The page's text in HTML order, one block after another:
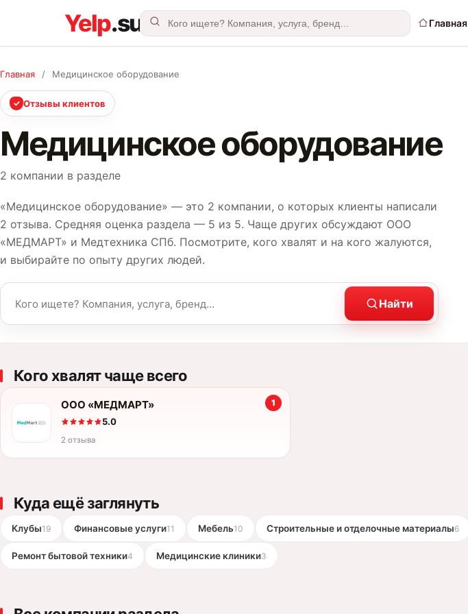
Главная
Главная / Медицинское оборудование
✓ Отзывы клиентов
Медицинское оборудование
2 компании в разделе
«Медицинское оборудование» — это 2 компании, о которых клиенты написали
2 отзыва. Средняя оценка раздела — 5 из 5. Чаще других обсуждают ООО
«МЕДМАРТ» и Медтехника СПб. Посмотрите, кого хвалят и на кого жалуются,
и выбирайте по опыту других людей.
Название компании или услуга
Найти
Кого хвалят чаще всего
1
ООО «МЕДМАРТ»
5.0
2 отзыва
Куда ещё заглянуть
Клубы19 Финансовые услуги11 Мебель10 Строительные и отделочные материалы6
Ремонт бытовой техники4 Медицинские клиники3